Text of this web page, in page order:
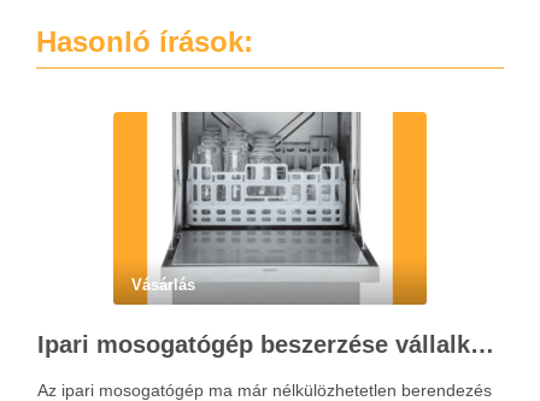
Hasonló írások:
Vásárlás
Ipari mosogatógép beszerzése vállalkozásoknak a hatékony konyhai működéshez
Az ipari mosogatógép ma már nélkülözhetetlen berendezés